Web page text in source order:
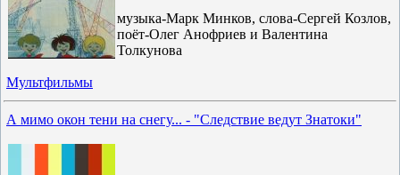
музыка-Марк Минков, слова-Сергей Козлов,
поёт-Олег Анофриев и Валентина
Толкунова
Мультфильмы
А мимо окон тени на снегу... - "Следствие ведут Знатоки"